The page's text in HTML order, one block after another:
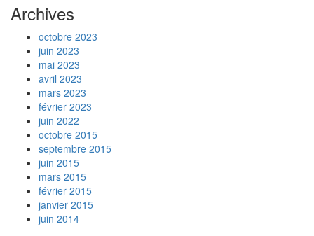
Comment se passe l'accueil des nouveaux
immigrants à l'aéroport ?
Comment constituer un dossier pour la Alya
Est-ce que je peux rester français et
acquérir la nationalité israélienne ?
Quelle caisse d'assurance maladie choisir ?
Est-il exact que les marchandises
israéliennes sont libres de taxes douanières en
France ?
Pouvez-vous m'éclairer sur la fiscalité en
Israël ?
Comment trouver les coordonnées d'un
hôpital en Israël ?
Je suis handicapé, pourrais-je recevoir un
rabais sur les taxes sur le véhicule que je
Archives
octobre 2023
juin 2023
mai 2023
avril 2023
mars 2023
février 2023
juin 2022
octobre 2015
septembre 2015
juin 2015
mars 2015
février 2015
janvier 2015
juin 2014